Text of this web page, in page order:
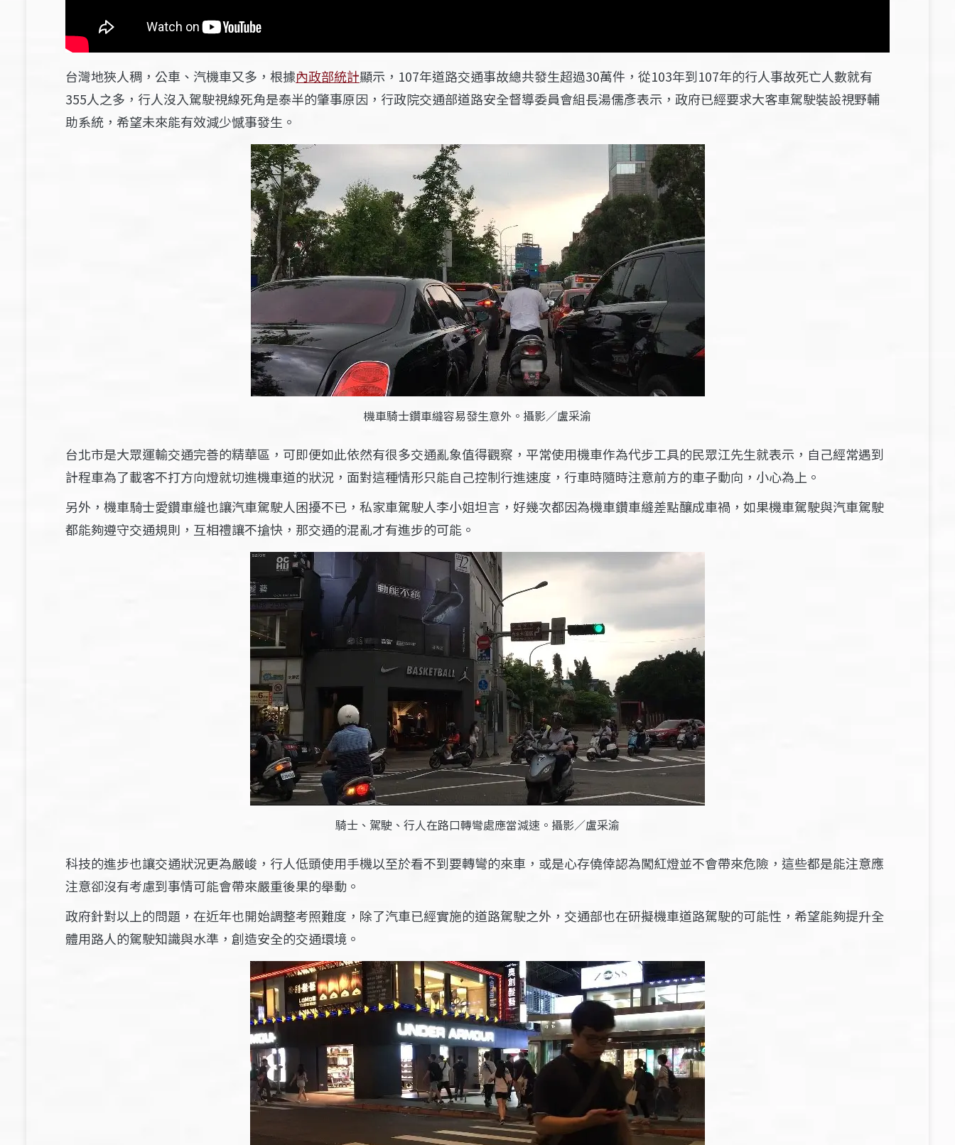
台灣地狹人稠，公車、汽機車又多，根據內政部統計顯示，107年道路交通事故總共發生超過30萬件，從103年到107年的行人事故死亡人數就有
355人之多，行人沒入駕駛視線死角是泰半的肇事原因，行政院交通部道路安全督導委員會組長湯儒彥表示，政府已經要求大客車駕駛裝設視野輔
助系統，希望未來能有效減少憾事發生。
機車騎士鑽車縫容易發生意外。攝影／盧采渝
台北市是大眾運輸交通完善的精華區，可即便如此依然有很多交通亂象值得觀察，平常使用機車作為代步工具的民眾江先生就表示，自己經常遇到
計程車為了載客不打方向燈就切進機車道的狀況，面對這種情形只能自己控制行進速度，行車時隨時注意前方的車子動向，小心為上。
另外，機車騎士愛鑽車縫也讓汽車駕駛人困擾不已，私家車駕駛人李小姐坦言，好幾次都因為機車鑽車縫差點釀成車禍，如果機車駕駛與汽車駕駛
都能夠遵守交通規則，互相禮讓不搶快，那交通的混亂才有進步的可能。
騎士、駕駛、行人在路口轉彎處應當減速。攝影／盧采渝
科技的進步也讓交通狀況更為嚴峻，行人低頭使用手機以至於看不到要轉彎的來車，或是心存僥倖認為闖紅燈並不會帶來危險，這些都是能注意應
注意卻沒有考慮到事情可能會帶來嚴重後果的舉動。
政府針對以上的問題，在近年也開始調整考照難度，除了汽車已經實施的道路駕駛之外，交通部也在研擬機車道路駕駛的可能性，希望能夠提升全
體用路人的駕駛知識與水準，創造安全的交通環境。